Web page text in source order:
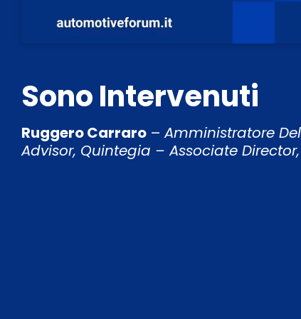
Sono Intervenuti
Ruggero Carraro –Amministratore
Advisor, Quintegia – Associate Director,